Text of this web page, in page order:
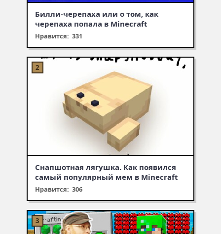
Билли-черепаха или о том, как
черепаха попала в Minecraft
Нравится: 331
Снапшотная лягушка. Как появился
самый популярный мем в Minecraft
Нравится: 306